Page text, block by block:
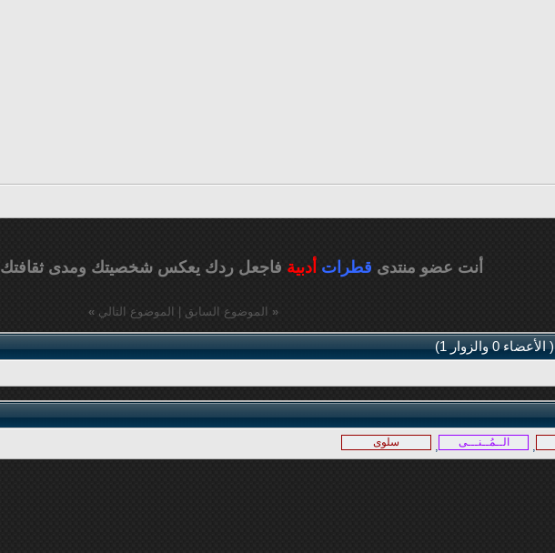
أنت عضو منتدى قطرات أدبية فاجعل ردك يعكس شخصيتك ومدى ثقافتك
« الموضوع السابق | الموضوع التالي »
( الأعضاء 0 والزوار 1)
الــمُــنـــى سلوى